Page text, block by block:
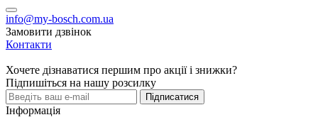
info@my-bosch.com.ua
Замовити дзвінок
Контакти
Хочете дізнаватися першим про акції і знижки?
Підпишіться на нашу розсилку
Підписатися
Інформація